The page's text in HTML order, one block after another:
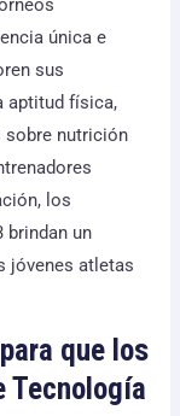
única e
sus
aptitud física,
sobre nutrición
los
brindan un
jóvenes atletas
que los
Tecnología